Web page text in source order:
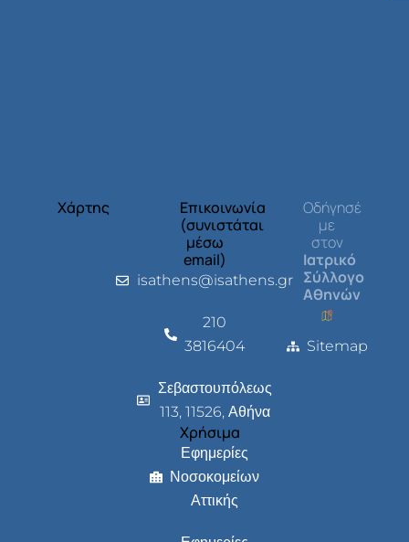
Χάρτης
Επικοινωνία
(συνιστάται
μέσω
email)
isathens@isathens.gr
210
3816404
Σεβαστουπόλεως
113, 11526, Αθήνα
Χρήσιμα
Εφημερίες
Νοσοκομείων
Αττικής
Οδήγησέ
με
στον
Ιατρικό
Σύλλογο
Αθηνών
Sitemap